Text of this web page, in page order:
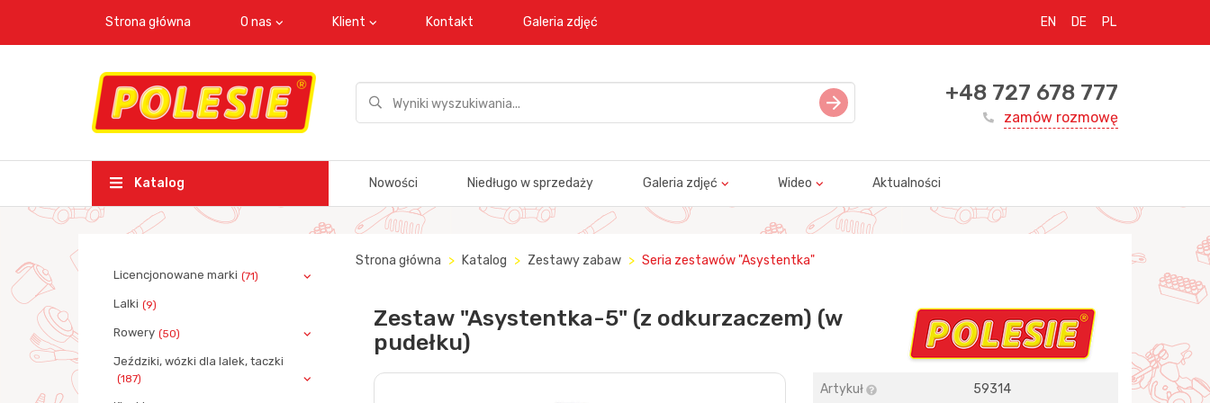
Strona główna O nas Klient Kontakt Galeria zdjęć EN DE PL
+48 727 678 777
zamów rozmowę
Katalog Nowości Niedługo w sprzedaży Galeria zdjęć Wideo Aktualności
Licencjonowane marki (71)
Lalki (9)
Rowery (50)
Jeździki, wózki dla lalek, taczki
(187)
Strona główna Katalog Zestawy zabaw Seria zestawów "Asystentka"
Zestaw "Asystentka-5" (z odkurzaczem) (w
pudełku)
Artykuł 59314